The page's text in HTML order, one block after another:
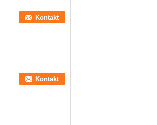
Kontakt
Kontakt